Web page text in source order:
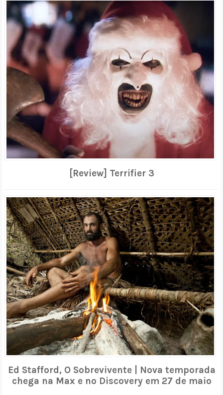
[Review] Terrifier 3
Ed Stafford, O Sobrevivente | Nova temporada
chega na Max e no Discovery em 27 de maio